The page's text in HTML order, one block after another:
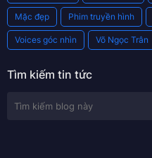
Mặc đẹp Phim truyền hình
Voices góc nhìn Võ Ngọc Trân
Tìm kiếm tin tức